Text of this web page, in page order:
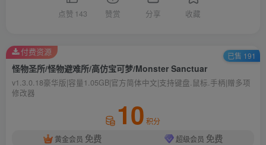
点赞 143 赞赏 分享 收藏
怪物圣所/怪物避难所/高仿宝可梦/Monster Sanctuar
v1.3.0.18豪华版|容量1.05GB|官方简体中文|支持键盘.鼠标.手柄|赠多项
修改器
10 积分
黄金会员 免费 超级会员 免费
付费资源 已售 191